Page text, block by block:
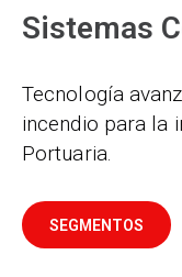
Sistemas
Tecnología
incendio para la
Portuaria.
SEGMENTOS